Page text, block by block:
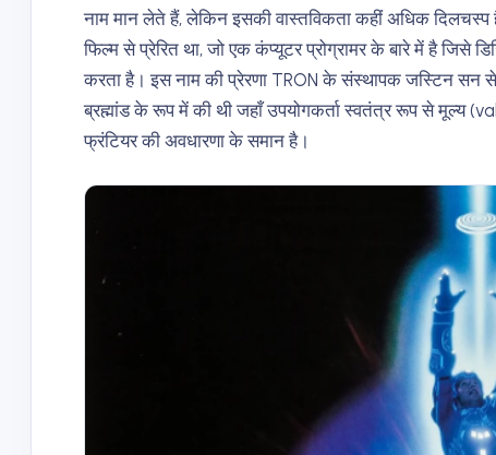
नाम मान लेते हैं, लेकिन इसकी वास्तविकता कहीं अधिक दिलचस्प
फिल्म से प्रेरित था, जो एक कंप्यूटर प्रोग्रामर के बारे में है जिसे
करता है। इस नाम की प्रेरणा TRON के संस्थापक जस्टिन सन
ब्रह्मांड के रूप में की थी जहाँ उपयोगकर्ता स्वतंत्र रूप से मूल्य
फ्रंटियर की अवधारणा के समान है।